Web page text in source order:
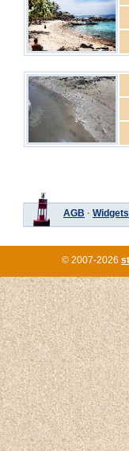
AGB · Widgets
© 2007-2026